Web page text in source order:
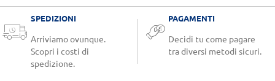
SPEDIZIONI
Arriviamo ovunque.
Scopri i costi di
spedizione.
PAGAMENTI
Decidi tu come pagare
tra diversi metodi sicuri.